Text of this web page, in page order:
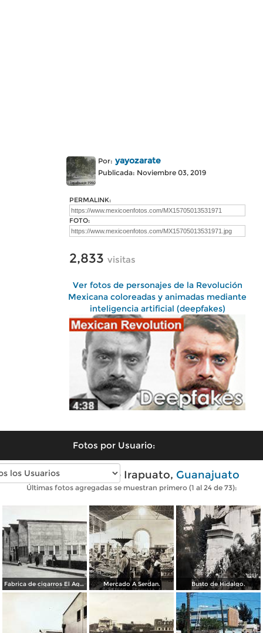
Por: yayozarate
Publicada: Noviembre 03, 2019
PERMALINK:
FOTO:
2,833 visitas
Ver fotos de personajes de la Revolución
Mexicana coloreadas y animadas mediante
inteligencia artificial (deepfakes)
Fotos por Usuario:
Fotos antiguas de Irapuato, Guanajuato
Últimas fotos agregadas se muestran primero (1 al 24 de 73):
Fabrica de cigarros El Aguila. Mercado A Serdan. Busto de Hidalgo.